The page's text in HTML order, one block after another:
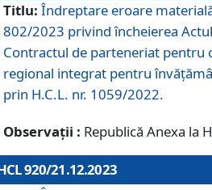
Titlu: Îndreptare eroare
802/2023 privind încheierea
Contractul de parteneriat pentru
regional integrat pentru
prin H.C.L. nr. 1059/2022.
Observații : Republică Anexa la
920/21.12.2023